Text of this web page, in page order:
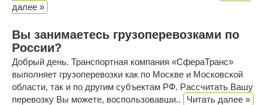
далее »
Вы занимаетесь грузоперевозками по
России?
Добрый день. Транспортная компания «СфераТранс»
выполняет грузоперевозки как по Москве и Московской
области, так и по другим субъектам РФ. Рассчитать Вашу
перевозку Вы можете, воспользовавши..
Читать далее »